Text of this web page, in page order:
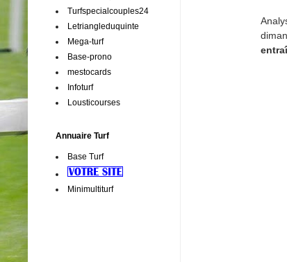
Turfspecialcouples24
Letriangleduquinte
Mega-turf
Base-prono
mestocards
Infoturf
Lousticourses
Annuaire Turf
Base Turf
Minimultiturf